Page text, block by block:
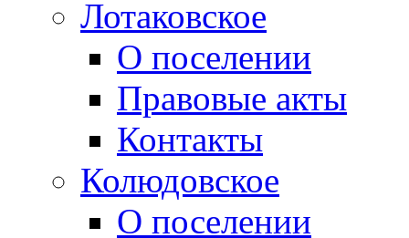
Лотаковское
О поселении
Правовые акты
Контакты
Колюдовское
О поселении